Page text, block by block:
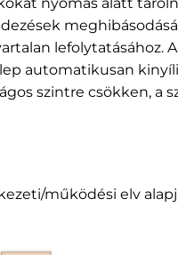
lefolytatásához.
automatikusan
szintre csökken, a
működési elv